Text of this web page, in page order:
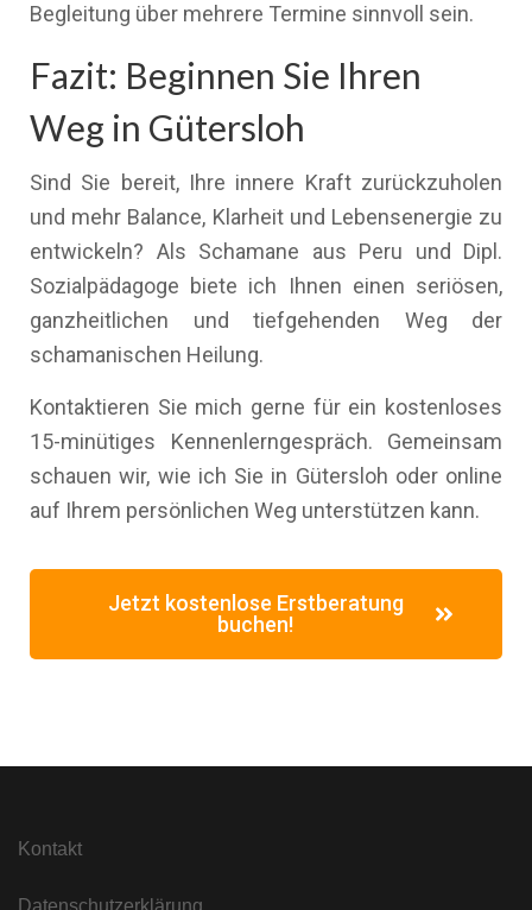
Begleitung über mehrere Termine sinnvoll sein.
Fazit: Beginnen Sie Ihren
Weg in Gütersloh
Sind Sie bereit, Ihre innere Kraft zurückzuholen
und mehr Balance, Klarheit und Lebensenergie zu
entwickeln? Als Schamane aus Peru und Dipl.
Sozialpädagoge biete ich Ihnen einen seriösen,
ganzheitlichen und tiefgehenden Weg der
schamanischen Heilung.
Kontaktieren Sie mich gerne für ein kostenloses
15-minütiges Kennenlerngespräch. Gemeinsam
schauen wir, wie ich Sie in Gütersloh oder online
auf Ihrem persönlichen Weg unterstützen kann.
Jetzt kostenlose Erstberatung
buchen!
Kontakt
Datenschutzerklärung